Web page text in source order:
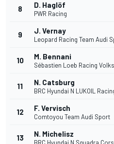
8 D. Haglöf
PWR Racing
9 J. Vernay
Leopard Racing Team Audi
10 M. Bennani
Sébastien Loeb Racing
11 N. Catsburg
BRC Hyundai N LUKOIL
12 F. Vervisch
Comtoyou Team Audi Sport
13 N. Michelisz